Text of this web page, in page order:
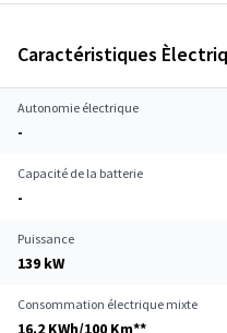
Caractéristiques
Autonomie électrique
-
Capacité de la batterie
-
Puissance
139 kW
Consommation électrique mixte
16.2 KWh/100 Km**